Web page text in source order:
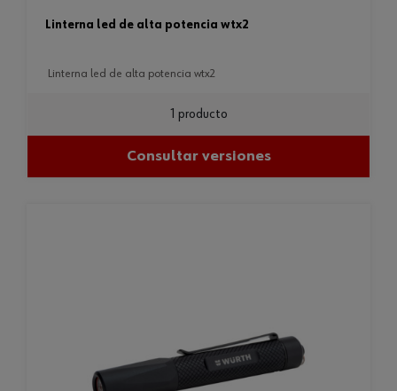
linterna led de alta potencia wtx2
linterna led de alta potencia wtx2
1 producto
Consultar versiones